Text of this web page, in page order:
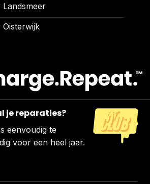
Landsmeer
Oisterwijk
je reparaties?
eenvoudig te
voor een heel jaar.